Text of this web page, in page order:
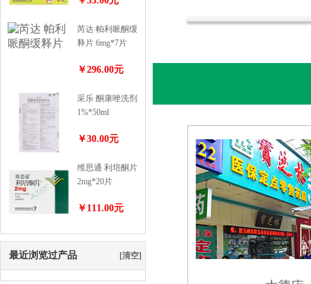
芮达 帕利哌酮缓
释片 6mg*7片
￥296.00元
采乐 酮康唑洗剂
1%*50ml
￥30.00元
维思通 利培酮片
2mg*20片
￥111.00元
最近浏览过产品 [清空]